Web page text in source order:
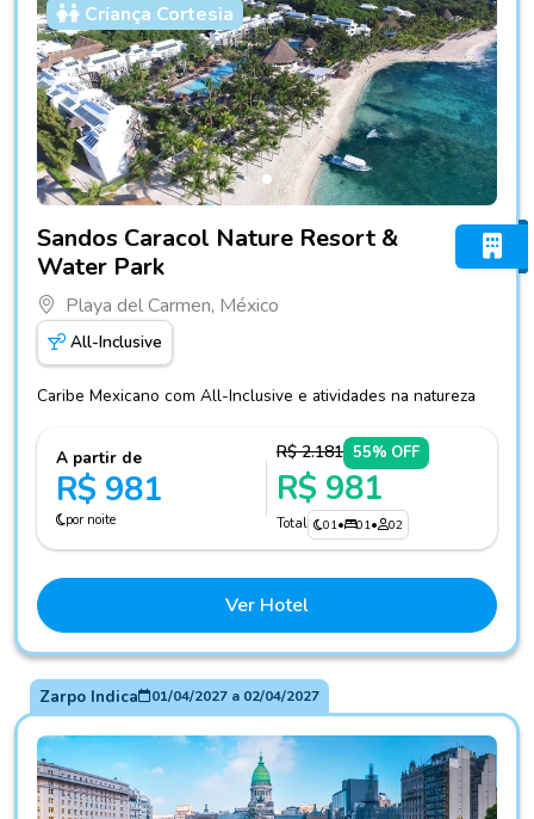
Criança Cortesia
Fotos do hotel Sandos Caracol Nature Resort & Water Park
Sandos Caracol Nature Resort &
Water Park
Playa del Carmen, México
All-Inclusive
Caribe Mexicano com All-Inclusive e atividades na natureza
A partir de
R$ 981
por noite
R$ 2.181 55% OFF
R$ 981
Total 01• 01• 02
Ver Hotel
Zarpo Indica 01/04/2027a 02/04/2027